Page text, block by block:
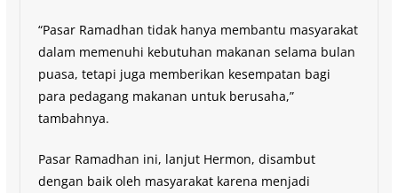
“Pasar Ramadhan tidak hanya membantu masyarakat
dalam memenuhi kebutuhan makanan selama bulan
puasa, tetapi juga memberikan kesempatan bagi
para pedagang makanan untuk berusaha,”
tambahnya.
Pasar Ramadhan ini, lanjut Hermon, disambut
dengan baik oleh masyarakat karena menjadi